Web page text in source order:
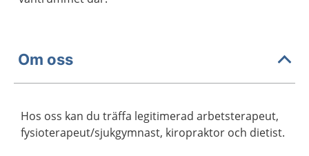
Om oss
Hos oss kan du träffa legitimerad arbetsterapeut,
fysioterapeut/sjukgymnast, kiropraktor och dietist.